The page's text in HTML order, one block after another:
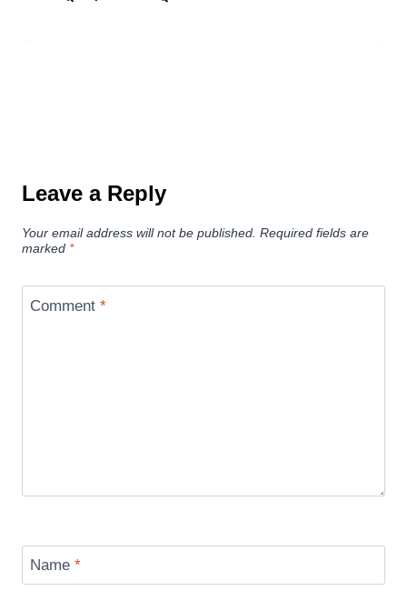
Leave a Reply
Your email address will not be published. Required fields are
marked *
Comment *
Name *